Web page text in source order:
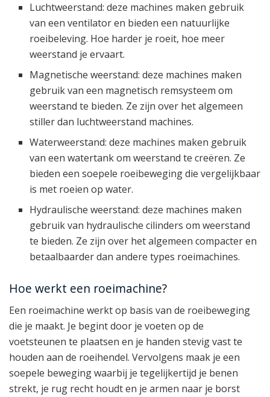
Luchtweerstand: deze machines maken gebruik
van een ventilator en bieden een natuurlijke
roeibeleving. Hoe harder je roeit, hoe meer
weerstand je ervaart.
Magnetische weerstand: deze machines maken
gebruik van een magnetisch remsysteem om
weerstand te bieden. Ze zijn over het algemeen
stiller dan luchtweerstand machines.
Waterweerstand: deze machines maken gebruik
van een watertank om weerstand te creëren. Ze
bieden een soepele roeibeweging die vergelijkbaar
is met roeien op water.
Hydraulische weerstand: deze machines maken
gebruik van hydraulische cilinders om weerstand
te bieden. Ze zijn over het algemeen compacter en
betaalbaarder dan andere types roeimachines.
Hoe werkt een roeimachine?
Een roeimachine werkt op basis van de roeibeweging
die je maakt. Je begint door je voeten op de
voetsteunen te plaatsen en je handen stevig vast te
houden aan de roeihendel. Vervolgens maak je een
soepele beweging waarbij je tegelijkertijd je benen
strekt, je rug recht houdt en je armen naar je borst